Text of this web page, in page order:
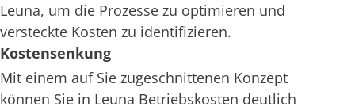
Leuna, um die Prozesse zu optimieren und
versteckte Kosten zu identifizieren.
Kostensenkung
Mit einem auf Sie zugeschnittenen Konzept
können Sie in Leuna Betriebskosten deutlich